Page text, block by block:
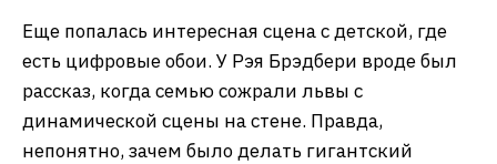
Еще попалась интересная сцена с детской, где
есть цифровые обои. У Рэя Брэдбери вроде был
рассказ, когда семью сожрали львы с
динамической сцены на стене. Правда,
непонятно, зачем было делать гигантский